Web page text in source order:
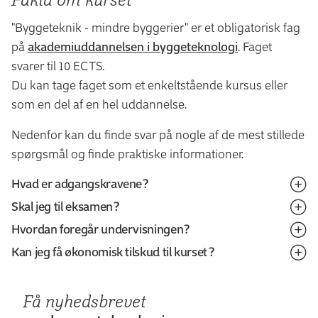
"Byggeteknik - mindre byggerier" er et obligatorisk fag
på akademiuddannelsen i byggeteknologi. Faget
svarer til 10 ECTS.
Du kan tage faget som et enkeltstående kursus eller
som en del af en hel uddannelse.
Nedenfor kan du finde svar på nogle af de mest stillede
spørgsmål og finde praktiske informationer.
Hvad er adgangskravene?
Når du søger om optagelse, skal du uploade
dokumentation for, at du opfylder adgangskravet:
Skal jeg til eksamen?
Ja, du afslutter kurset med en eksamen.
Hvordan foregår undervisningen?
Undervisningen på faget foregår primært gennem
efterfulgt af opgaver, cases og øvelser, der understøtter
Kan jeg få økonomisk tilskud til kurset?
mange af vores kurser og uddannelser. Du kan fx søge
Få nyhedsbrevet